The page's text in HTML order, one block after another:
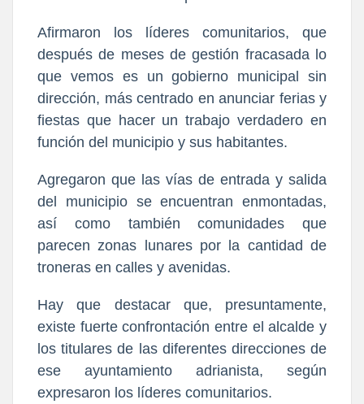
Afirmaron los líderes comunitarios, que
después de meses de gestión fracasada lo
que vemos es un gobierno municipal sin
dirección, más centrado en anunciar ferias y
fiestas que hacer un trabajo verdadero en
función del municipio y sus habitantes.
Agregaron que las vías de entrada y salida
del municipio se encuentran enmontadas,
así como también comunidades que
parecen zonas lunares por la cantidad de
troneras en calles y avenidas.
Hay que destacar que, presuntamente,
existe fuerte confrontación entre el alcalde y
los titulares de las diferentes direcciones de
ese ayuntamiento adrianista, según
expresaron los líderes comunitarios.